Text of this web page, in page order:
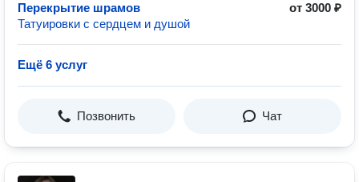
Перекрытие шрамов
от 3000 ₽
Татуировки с сердцем и душой
Ещё 6 услуг
Позвонить Чат